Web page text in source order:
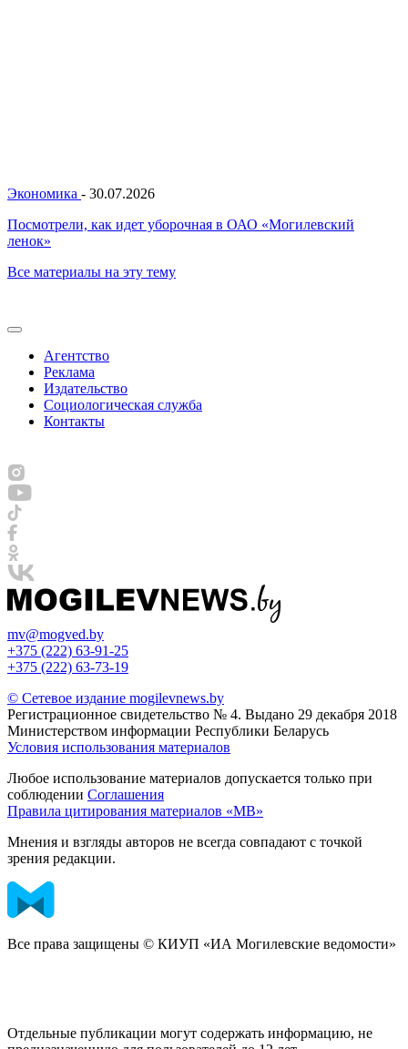
Экономика - 30.07.2026
Посмотрели, как идет уборочная в ОАО «Могилевский
ленок»
Все материалы на эту тему
Агентство
Реклама
Издательство
Социологическая служба
Контакты
mv@mogved.by
+375 (222) 63-91-25
+375 (222) 63-73-19
© Сетевое издание mogilevnews.by
Регистрационное свидетельство № 4. Выдано 29 декабря 2018
Министерством информации Республики Беларусь
Условия использования материалов
Любое использование материалов допускается только при
соблюдении Соглашения
Правила цитирования материалов «МВ»
Мнения и взгляды авторов не всегда совпадают с точкой
зрения редакции.
Все права защищены © КИУП «ИА Могилевские ведомости»
Отдельные публикации могут содержать информацию, не